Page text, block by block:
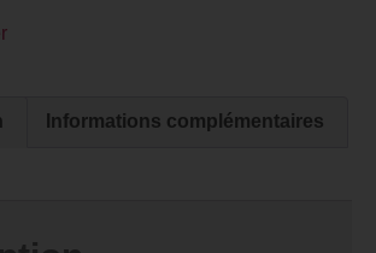
Informations complémentaires